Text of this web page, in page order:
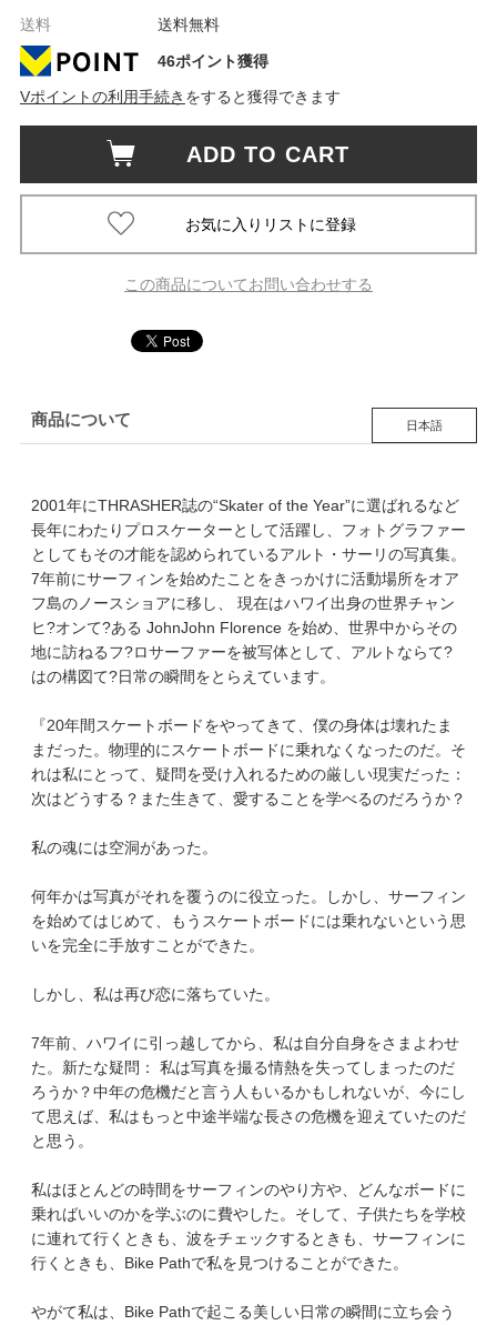
送料
送料無料
46ポイント獲得
Vポイントの利用手続き をすると獲得できます
ADD TO CART
この商品についてお問い合わせする
商品について 日本語
2001年にTHRASHER誌の“Skater of the Year”に選ばれるなど
長年にわたりプロスケーターとして活躍し、フォトグラファー
としてもその才能を認められているアルト・サーリの写真集。
7年前にサーフィンを始めたことをきっかけに活動場所をオア
フ島のノースショアに移し、 現在はハワイ出身の世界チャン
ヒ?オンて?ある JohnJohn Florence を始め、世界中からその
地に訪ねるフ?ロサーファーを被写体として、アルトならて?
はの構図て?日常の瞬間をとらえています。
『20年間スケートボードをやってきて、僕の身体は壊れたま
まだった。物理的にスケートボードに乗れなくなったのだ。そ
れは私にとって、疑問を受け入れるための厳しい現実だった：
次はどうする？また生きて、愛することを学べるのだろうか？
私の魂には空洞があった。
何年かは写真がそれを覆うのに役立った。しかし、サーフィン
を始めてはじめて、もうスケートボードには乗れないという思
いを完全に手放すことができた。
しかし、私は再び恋に落ちていた。
7年前、ハワイに引っ越してから、私は自分自身をさまよわせ
た。新たな疑問： 私は写真を撮る情熱を失ってしまったのだ
ろうか？中年の危機だと言う人もいるかもしれないが、今にし
て思えば、私はもっと中途半端な長さの危機を迎えていたのだ
と思う。
私はほとんどの時間をサーフィンのやり方や、どんなボードに
乗ればいいのかを学ぶのに費やした。そして、子供たちを学校
に連れて行くときも、波をチェックするときも、サーフィンに
行くときも、Bike Pathで私を見つけることができた。
やがて私は、Bike Pathで起こる美しい日常の瞬間に立ち会う